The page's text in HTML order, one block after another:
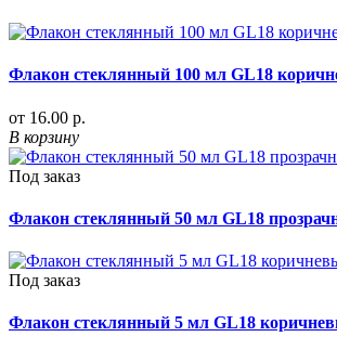
Флакон стеклянный 100 мл GL18
от 16.00 р.
В корзину
Под заказ
Флакон стеклянный 50 мл GL18
Под заказ
Флакон стеклянный 5 мл GL18